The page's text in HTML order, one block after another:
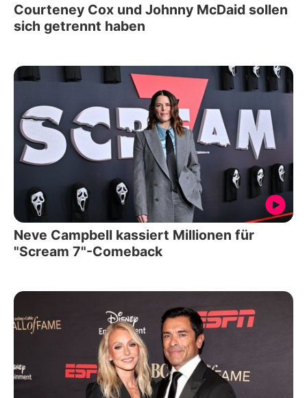
Courteney Cox und Johnny McDaid sollen
sich getrennt haben
Neve Campbell kassiert Millionen für
"Scream 7"-Comeback